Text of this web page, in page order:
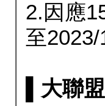
2.因應
至2023/
▌大聯